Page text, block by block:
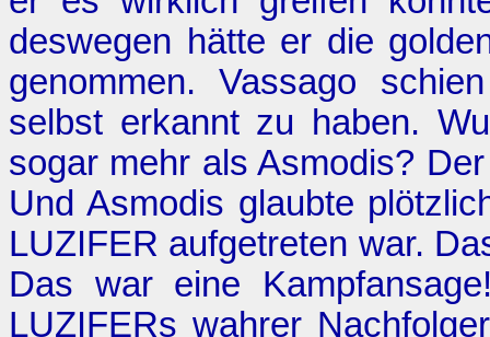
deswegen hätte er die
genommen. Vassago
selbst erkannt zu haben.
sogar mehr als Asmodis?
Und Asmodis glaubte
LUZIFER aufgetreten war.
Das war eine
LUZIFERs wahrer